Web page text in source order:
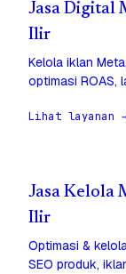
Jasa Digital
Ilir
Kelola iklan
optimasi ROAS,
Lihat layanan
Jasa Kelola
Ilir
Optimasi &
SEO produk,